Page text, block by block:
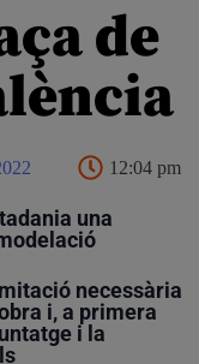
de
12:04 pm
una
necessària
i, a primera
i la